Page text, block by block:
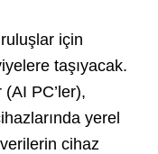
için
taşıyacak.
PC’ler),
yerel
cihaz